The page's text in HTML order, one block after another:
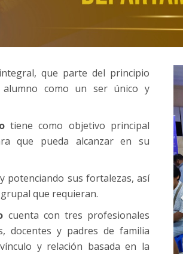
que parte del principio
alumno como un ser único y
tiene como objetivo principal
que pueda alcanzar en su
potenciando sus fortalezas, así
que requieran.
cuenta con tres profesionales
docentes y padres de familia
y relación basada en la